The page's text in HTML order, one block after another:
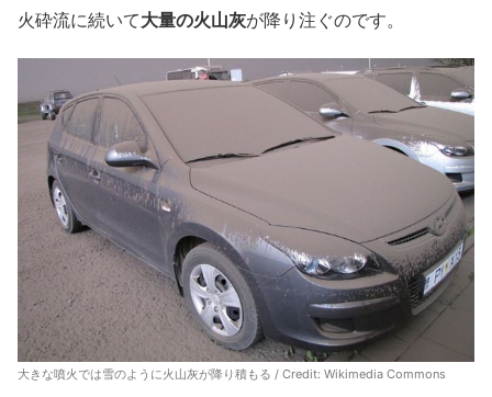
火砕流に続いて大量の火山灰が降り注ぐのです。
大きな噴火では雪のように火山灰が降り積もる / Credit: Wikimedia Commons